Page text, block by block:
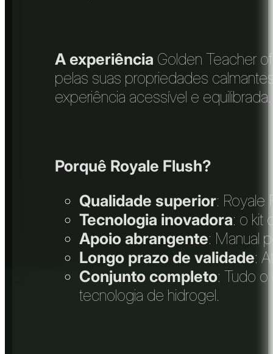
A experiência Golden Teacher
pelas suas propriedades
experiência acessível e equilibrada.
Porquê Royale Flush?
Qualidade superior: Royale
Tecnologia inovadora: o kit
Apoio abrangente: Manual
Longo prazo de validade:
Conjunto completo: Tudo
tecnologia de hidrogel.